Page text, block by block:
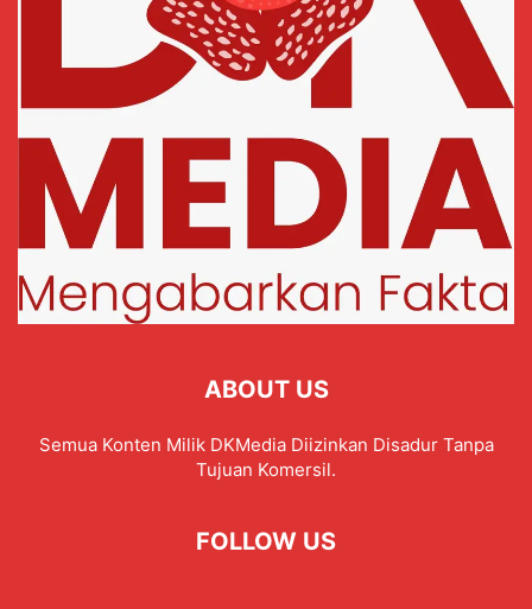
ABOUT US
Semua Konten Milik DKMedia Diizinkan Disadur Tanpa
Tujuan Komersil.
FOLLOW US